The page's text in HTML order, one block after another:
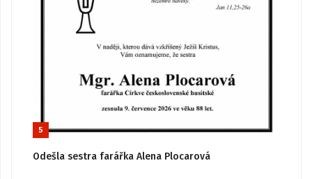
5
Odešla sestra farářka Alena Plocarová